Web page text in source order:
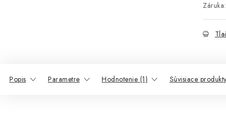
Záruka:
Popis Parametre Hodnotenie (1) Súvisiace